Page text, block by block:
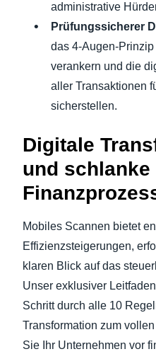
administrative
Prüfungssicherer
das 4-Augen-
verankern und die
aller Transaktionen
sicherstellen.
Digitale
und schlanke
Mobiles Scannen bietet
Effizienzsteigerungen,
klaren Blick auf das
Unser exklusiver
Schritt durch alle 10
Transformation zum
Sie Ihr Unternehmen vor